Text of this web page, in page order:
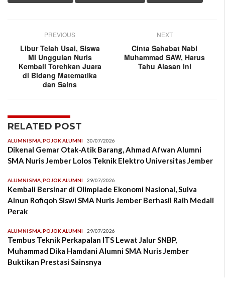
PREVIOUS
Libur Telah Usai, Siswa
MI Unggulan Nuris
Kembali Torehkan Juara
di Bidang Matematika
dan Sains
NEXT
Cinta Sahabat Nabi
Muhammad SAW, Harus
Tahu Alasan Ini
RELATED POST
ALUMNI SMA POJOK ALUMNI 30/07/2026
Dikenal Gemar Otak-Atik Barang, Ahmad Afwan Alumni
SMA Nuris Jember Lolos Teknik Elektro Universitas Jember
ALUMNI SMA POJOK ALUMNI 29/07/2026
Kembali Bersinar di Olimpiade Ekonomi Nasional, Sulva
Ainun Rofiqoh Siswi SMA Nuris Jember Berhasil Raih Medali
Perak
ALUMNI SMA POJOK ALUMNI 29/07/2026
Tembus Teknik Perkapalan ITS Lewat Jalur SNBP,
Muhammad Dika Hamdani Alumni SMA Nuris Jember
Buktikan Prestasi Sainsnya